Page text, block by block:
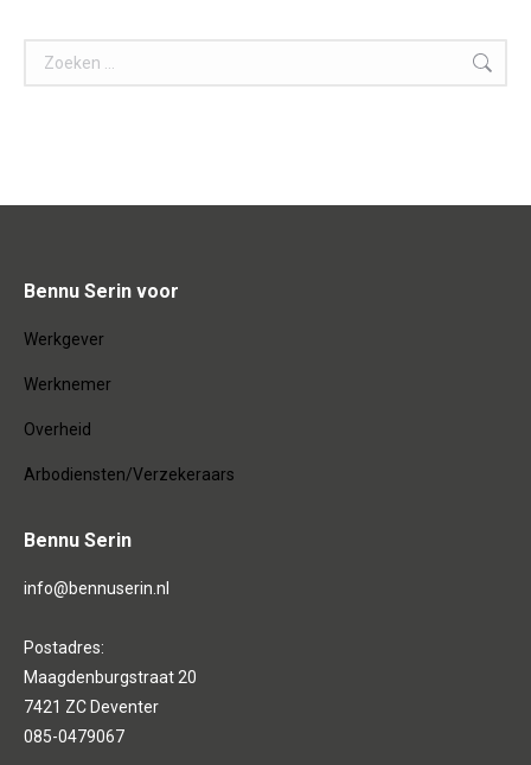
Search:
Bennu Serin voor
Werkgever
Werknemer
Overheid
Arbodiensten/Verzekeraars
Bennu Serin
info@bennuserin.nl
Postadres:
Maagdenburgstraat 20
7421 ZC Deventer
085-0479067